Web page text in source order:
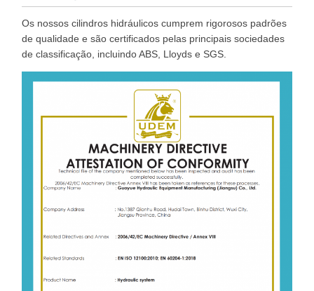
Os nossos cilindros hidráulicos cumprem rigorosos padrões
de qualidade e são certificados pelas principais sociedades
de classificação, incluindo ABS, Lloyds e SGS.